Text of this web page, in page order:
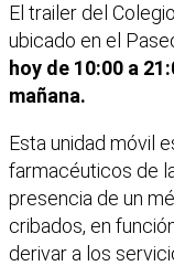
El trailer del
ubicado en el
hoy de 10:00 a
mañana.
Esta unidad móvil
farmacéuticos de
presencia de un
cribados, en
derivar a los